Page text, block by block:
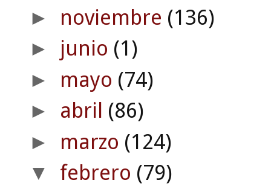
► noviembre (136)
► junio (1)
► mayo (74)
► abril (86)
► marzo (124)
▼ febrero (79)